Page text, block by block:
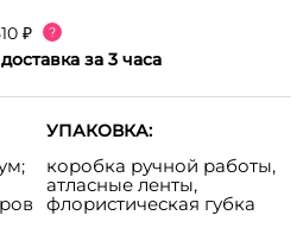
₽ ?
за 3 часа
УПАКОВКА:
коробка ручной работы,
атласные ленты,
флористическая губка